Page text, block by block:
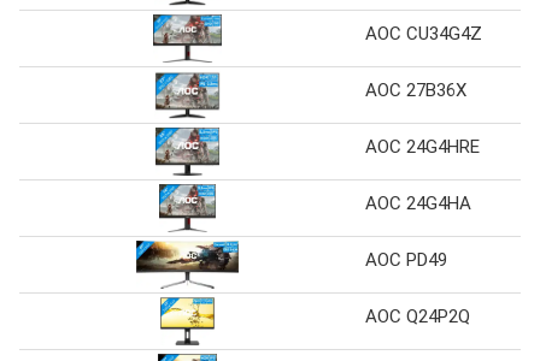
AOC CU34G4Z
AOC 27B36X
AOC 24G4HRE
AOC 24G4HA
AOC PD49
AOC Q24P2Q